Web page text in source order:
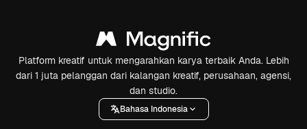
Platform kreatif untuk mengarahkan karya terbaik Anda. Lebih
dari 1 juta pelanggan dari kalangan kreatif, perusahaan, agensi,
dan studio.
Bahasa Indonesia